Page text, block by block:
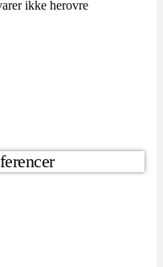
ikke herovre